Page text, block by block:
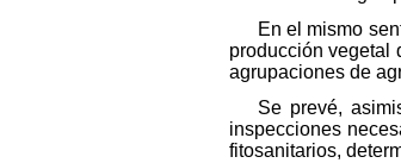
En el mismo
producción vegetal
agrupaciones de
Se prevé,
inspecciones
fitosanitarios,